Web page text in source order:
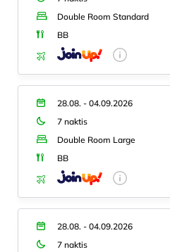
Double Room Standard
BB
28.08. - 04.09.2026
7 naktis
Double Room Large
BB
28.08. - 04.09.2026
7 naktis